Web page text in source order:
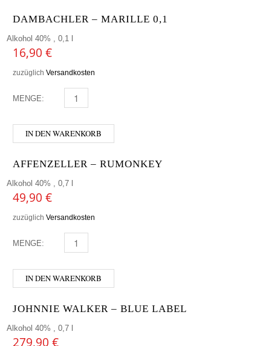
DAMBACHLER – MARILLE 0,1
Alkohol 40% , 0,1 l
16,90 €
zuzüglich Versandkosten
MENGE: DAMBACHLER - MARILLE 0,1 MENGE
IN DEN WARENKORB
AFFENZELLER – RUMONKEY
Alkohol 40% , 0,7 l
49,90 €
zuzüglich Versandkosten
MENGE: AFFENZELLER - RUMONKEY MENGE
IN DEN WARENKORB
JOHNNIE WALKER – BLUE LABEL
Alkohol 40% , 0,7 l
279,90 €